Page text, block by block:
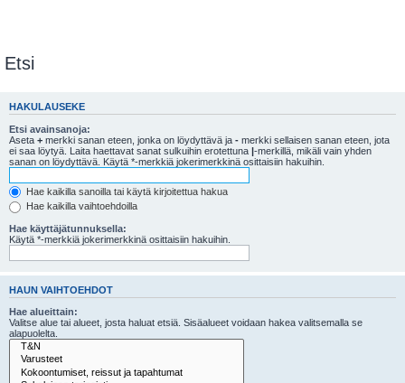
Etsi
HAKULAUSEKE
Etsi avainsanoja:
Aseta + merkki sanan eteen, jonka on löydyttävä ja - merkki sellaisen sanan eteen, jota
ei saa löytyä. Laita haettavat sanat sulkuihin erotettuna |-merkillä, mikäli vain yhden
sanan on löydyttävä. Käytä *-merkkiä jokerimerkkinä osittaisiin hakuihin.
Hae kaikilla sanoilla tai käytä kirjoitettua hakua
Hae kaikilla vaihtoehdoilla
Hae käyttäjätunnuksella:
Käytä *-merkkiä jokerimerkkinä osittaisiin hakuihin.
HAUN VAIHTOEHDOT
Hae alueittain:
Valitse alue tai alueet, josta haluat etsiä. Sisäalueet voidaan hakea valitsemalla se
alapuolelta.